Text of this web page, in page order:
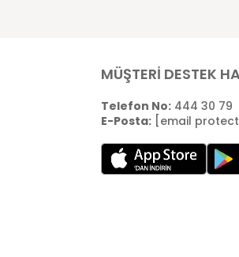
MÜŞTERİ DESTEK
Telefon No:444 30 79
E-Posta: [email